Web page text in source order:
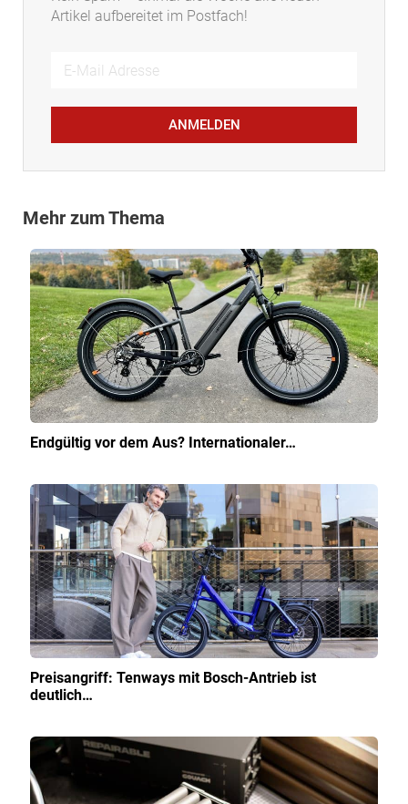
Artikel aufbereitet im Postfach!
ANMELDEN
Mehr zum Thema
Endgültig vor dem Aus? Internationaler…
Preisangriff: Tenways mit Bosch-Antrieb ist
deutlich…